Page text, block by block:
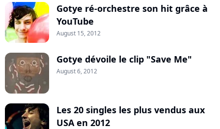
Gotye ré-orchestre son hit grâce à
YouTube
August 15, 2012
Gotye dévoile le clip "Save Me"
August 6, 2012
Les 20 singles les plus vendus aux
USA en 2012